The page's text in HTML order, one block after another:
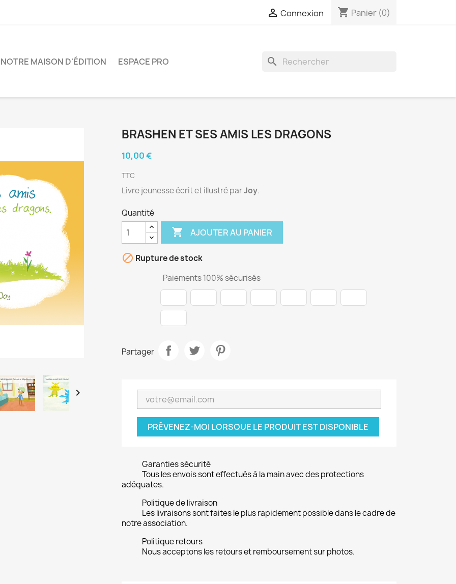
 Connexion shopping_cart Panier (0)
NOTRE MAISON D'ÉDITION ESPACE PRO search

BRASHEN ET SES AMIS LES DRAGONS
10,00 €
TTC
Livre jeunesse écrit et illustré parJoy.
Quantité
 AJOUTER AU PANIER
 Rupture de stock
Paiements 100% sécurisés
Partager
PRÉVENEZ-MOI LORSQUE LE PRODUIT EST DISPONIBLE
Garanties sécurité
Tous les envois sont effectués à la main avec des protections
adéquates.
Politique de livraison
Les livraisons sont faites le plus rapidement possible dans le cadre de
notre association.
Politique retours
Nous acceptons les retours et remboursement sur photos.